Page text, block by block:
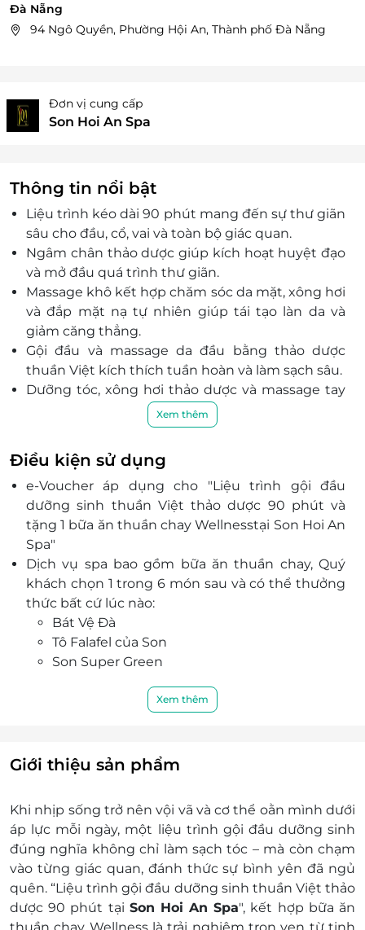
Đà Nẵng
94 Ngô Quyền, Phường Hội An, Thành phố Đà Nẵng
Đơn vị cung cấp
Son Hoi An Spa
Thông tin nổi bật
Liệu trình kéo dài 90 phút mang đến sự thư giãn
sâu cho đầu, cổ, vai và toàn bộ giác quan.
Ngâm chân thảo dược giúp kích hoạt huyệt đạo
và mở đầu quá trình thư giãn.
Massage khô kết hợp chăm sóc da mặt, xông hơi
và đắp mặt nạ tự nhiên giúp tái tạo làn da và
giảm căng thẳng.
Gội đầu và massage da đầu bằng thảo dược
thuần Việt kích thích tuần hoàn và làm sạch sâu.
Dưỡng tóc, xông hơi thảo dược và massage tay
giúp phục hồi năng lượng và nuôi dưỡng tóc từ
Đặc biệt, quý khách được tặng bữa ăn thuần
chay Wellness hoàn thiện trải nghiệm, hỗ trợ cơ
thể thanh lọc và tái nạp năng lượng nhẹ nhàng.
Không gian spa ấm cúng với ánh sáng dịu nhẹ
và hương thảo mộc đem lại cảm giác bình yên
ngay khi bước vào.
Đội ngũ kỹ thuật viên khéo léo, am hiểu cơ thể
khách hàng, mang lại cảm giác được nâng niu và
chăm sóc tận tâm.
Đặt dịch vụ qua LifeLink, quý khách sẽ được
hưởng ưu đãi giá tốt cùng trải nghiệm tiện lợi và
an tâm tuyệt đối.
Xem thêm
Điều kiện sử dụng
e-Voucher áp dụng cho "Liệu trình gội đầu
dưỡng sinh thuần Việt thảo dược 90 phút và
tặng 1 bữa ăn thuần chay Wellnesstại Son Hoi An
Spa"
Dịch vụ spa bao gồm bữa ăn thuần chay, Quý
khách chọn 1 trong 6 món sau và có thể thưởng
thức bất cứ lúc nào:
Bát Vệ Đà
Tô Falafel của Son
Son Super Green
Ngày áp dụng: Thứ 2 - Chủ nhật. Trừ các ngày Tết
theo quy định của Bộ Luật lao động, có thể bao
Giờ áp dụng: 8h00 - 22h00
Số lượng e-Voucher áp dụng: 01 voucher/ 01
khách/ 01 lần sử dụng
Quý Khách vui lòng liên hệ Hotline hỗ trợ & đặt
lịch: 0935 447 566 đặt chỗ trước khi đến sử dụng
dịch vụ trước 2 tiếng để đảm bảo khách hàng
Xem thêm
Giới thiệu sản phẩm
Khi nhịp sống trở nên vội vã và cơ thể oằn mình dưới
áp lực mỗi ngày, một liệu trình gội đầu dưỡng sinh
đúng nghĩa không chỉ làm sạch tóc – mà còn chạm
vào từng giác quan, đánh thức sự bình yên đã ngủ
quên. “Liệu trình gội đầu dưỡng sinh thuần Việt thảo
dược 90 phút tại Son Hoi An Spa", kết hợp bữa ăn